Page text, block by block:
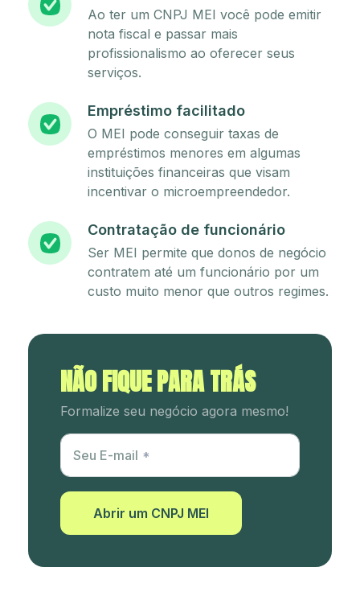
Ao ter um CNPJ MEI você pode emitir
nota fiscal e passar mais
profissionalismo ao oferecer seus
serviços.
Empréstimo facilitado
O MEI pode conseguir taxas de
empréstimos menores em algumas
instituições financeiras que visam
incentivar o microempreendedor.
Contratação de funcionário
Ser MEI permite que donos de negócio
contratem até um funcionário por um
custo muito menor que outros regimes.
NÃO FIQUE PARA TRÁS
Formalize seu negócio agora mesmo!
Utm Content
Seu E-mail
Abrir um CNPJ MEI